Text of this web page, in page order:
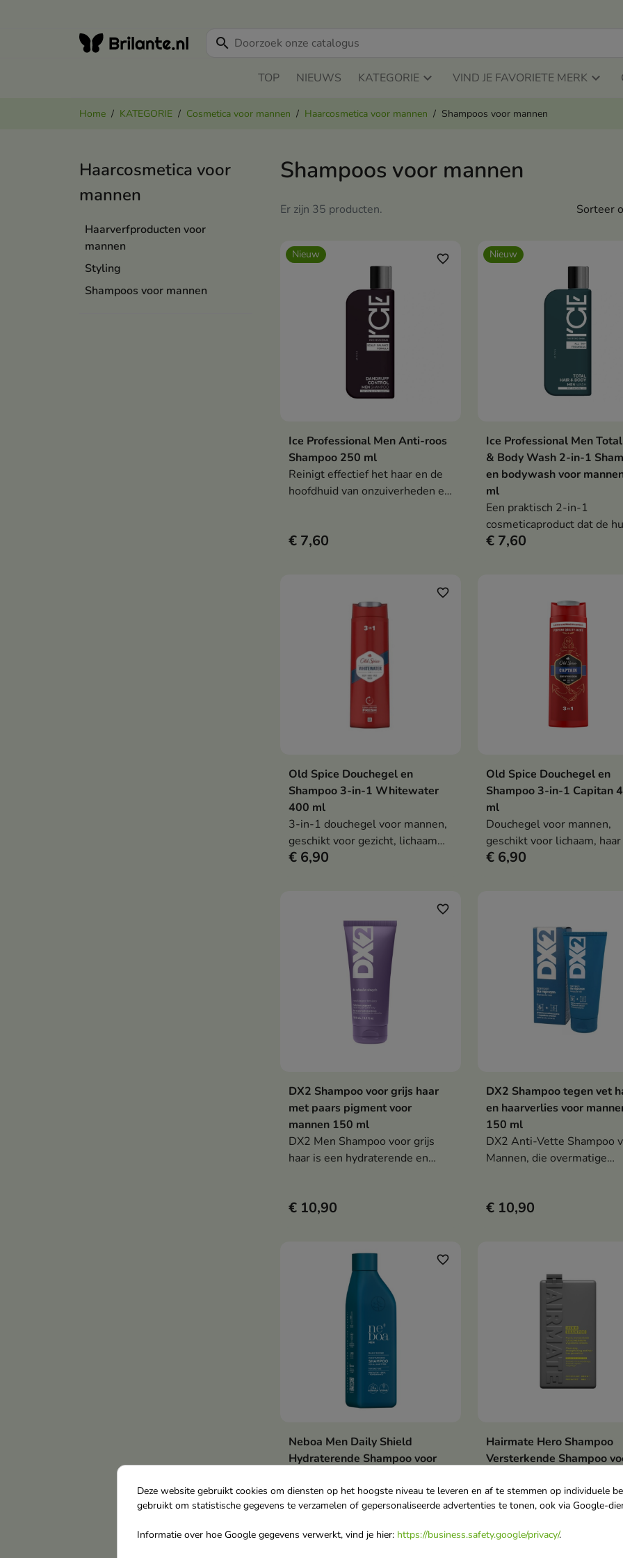
search
TOP NIEUWS KATEGORIE VIND JE FAVORIETE MERK
Home KATEGORIE Cosmetica voor mannen Haarcosmetica voor mannen Shampoos voor mannen
Haarcosmetica voor
mannen
Haarverfproducten voor
mannen
Styling
Shampoos voor mannen
Shampoos voor mannen
Er zijn 35 producten. Sorteer
Nieuw
In winkelwagen
favorite_border
Ice Professional Men Anti-roos
Shampoo 250 ml
Reinigt effectief het haar en de
hoofdhuid van onzuiverheden en
€ 7,60
Nieuw
In
Ice Professional Men
& Body Wash 2-in-1
en bodywash voor
ml
Een praktisch 2-in-1
cosmeticaproduct dat de
van haar en lichaam effectief
€ 7,60
In winkelwagen
favorite_border
Old Spice Douchegel en
Shampoo 3-in-1 Whitewater
400 ml
3-in-1 douchegel voor mannen,
geschikt voor gezicht, lichaam
en haar. De gel reinigt effectief,
water en citrus.
€ 6,90
In winkelwagen
Old Spice Douchegel en
Shampoo 3-in-1 Capitan
ml
Douchegel voor mannen,
geschikt voor lichaam,
gezicht, die effectief reinigt,
€ 6,90
In winkelwagen
favorite_border
DX2 Shampoo voor grijs haar
met paars pigment voor
mannen 150 ml
DX2 Men Shampoo voor grijs
haar is een hydraterende en
neutraliseert, het haar verfrist
€ 10,90
In
DX2 Shampoo tegen vet
en haarverlies voor
150 ml
DX2 Anti-Vette Shampoo
Mannen, die overmatige
ondersteunt en haaruitval
€ 10,90
In winkelwagen
favorite_border
Neboa Men Daily Shield
Hydraterende Shampoo voor
300 ml
Hydraterende shampoo is een
voor mannen dat het haar en de
€ 10,90
In winkelwagen
Hairmate Hero Shampoo
Versterkende Shampoo
Deze versterkende
voor mannen is een
hoofdhuid dat het haar
€ 12,80
Deze website gebruikt cookies om diensten op het hoogste niveau te leveren en af te stemmen op individuele
gebruikt om statistische gegevens te verzamelen of gepersonaliseerde advertenties te tonen, ook via Google-
Informatie over hoe Google gegevens verwerkt, vind je hier: https://business.safety.google/privacy/.